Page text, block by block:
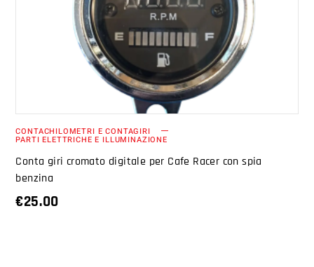
AGGIUNGI AL CARRELLO
CONTACHILOMETRI E CONTAGIRI
PARTI ELETTRICHE E ILLUMINAZIONE
Conta giri cromato digitale per Cafe Racer con spia
benzina
€25.00